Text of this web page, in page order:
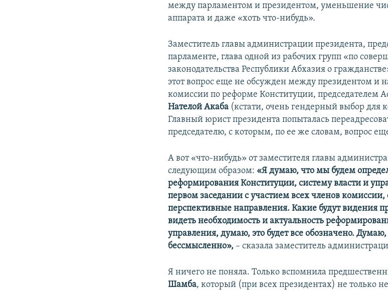
между парламентом и президентом, уменьшение
аппарата и даже «хоть что-нибудь».
Заместитель главы администрации президента,
парламенте, глава одной из рабочих групп «по
законодательства Республики Абхазия о
этот вопрос еще не обсужден между президентом и
комиссии по реформе Конституции, председателем
Нателой Акаба (кстати, очень гендерный выбор для
Главный юрист президента попыталась
председателю, с которым, по ее же словам, вопрос
А вот «что-нибудь» от заместителя главы
следующим образом: «Я думаю, что мы будем
реформирования Конституции, систему власти и
первом заседании с участием всех членов
перспективные направления. Какие будут видения
видеть необходимость и актуальность
управления, думаю, это будет все обозначено. Думаю,
бессмысленно», – сказала заместитель
Я ничего не поняла. Только вспомнила
Шамба, который (при всех президентах) не только